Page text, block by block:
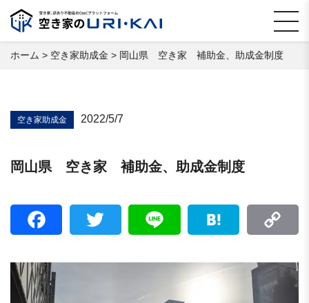
ホーム > 空き家助成金 > 岡山県 空き家 補助金、助成金制度
空き家助成金 2022/5/7
岡山県 空き家 補助金、助成金制度
Facebook Twitter Hatena